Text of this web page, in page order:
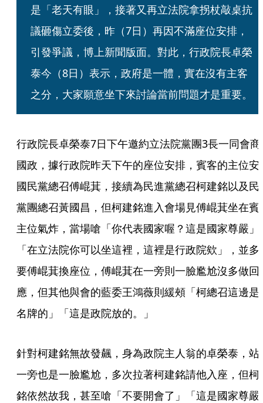
是「老天有眼」，接著又再立法院拿拐杖敲桌抗
議砸傷立委後，昨（7日）再因不滿座位安排，
引發爭議，博上新聞版面。對此，行政院長卓榮
泰今（8日）表示，政府是一體，實在沒有主客
之分，大家願意坐下來討論當前問題才是重要。
行政院長卓榮泰7日下午邀約立法院黨團3長一同會商
國政，據行政院昨天下午的座位安排，賓客的主位安
國民黨總召傅崐萁，接續為民進黨總召柯建銘以及民
黨團總召黃國昌，但柯建銘進入會場見傅崐萁坐在賓
主位氣炸，當場嗆「你代表國家喔？這是國家尊嚴」
「在立法院你可以坐這裡，這裡是行政院欸」，並多
要傅崐萁換座位，傅崐萁在一旁則一臉尷尬沒多做回
應，但其他與會的藍委王鴻薇則緩頰「柯總召這邊是
名牌的」「這是政院放的。」
針對柯建銘無故發飆，身為政院主人翁的卓榮泰，站
一旁也是一臉尷尬，多次拉著柯建銘請他入座，但柯
銘依然故我，甚至嗆「不要開會了」「這是國家尊嚴